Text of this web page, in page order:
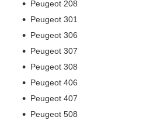
Peugeot 208
Peugeot 301
Peugeot 306
Peugeot 307
Peugeot 308
Peugeot 406
Peugeot 407
Peugeot 508